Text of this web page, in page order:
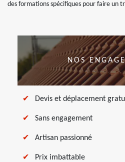
des formations spécifiques pour faire un
NOS
Devis et déplacement
Sans engagement
Artisan passionné
Prix imbattable